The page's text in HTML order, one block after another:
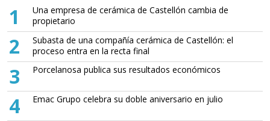
1
Una empresa de cerámica de Castellón cambia de
propietario
2
Subasta de una compañía cerámica de Castellón: el
proceso entra en la recta final
3 Porcelanosa publica sus resultados económicos
4 Emac Grupo celebra su doble aniversario en julio